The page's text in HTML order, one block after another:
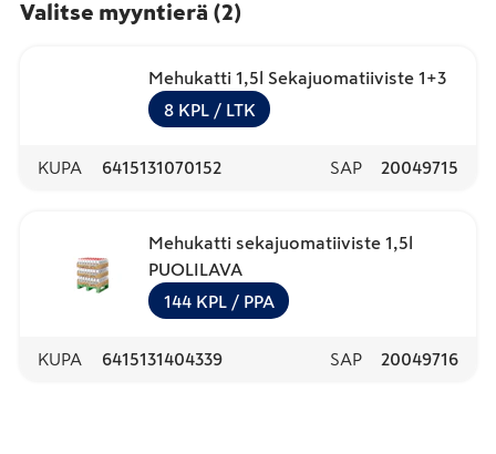
Valitse myyntierä (2)
Mehukatti 1,5l Sekajuomatiiviste 1+3
8 KPL / LTK
KUPA 6415131070152 SAP 20049715
Mehukatti sekajuomatiiviste 1,5l
PUOLILAVA
144 KPL / PPA
KUPA 6415131404339 SAP 20049716